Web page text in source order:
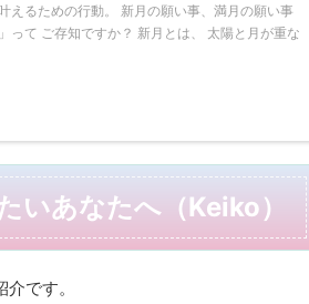
えるための行動。 新月の願い事、満月の願い事
って ご存知ですか？ 新月とは、 太陽と月が重な
いあなたへ（Keiko）
です。